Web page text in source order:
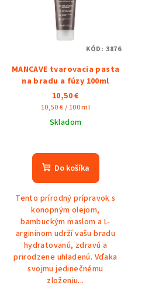
MANCAVE tvarovacia pasta
na bradu a fúzy 100ml
10,50 €
Jednotková
cena:
10,50 € / 100 ml
Skladom
Do košíka
Tento prírodný prípravok s
konopným olejom,
bambuckým maslom a L-
arginínom udrží vašu bradu
hydratovanú, zdravú a
prirodzene uhladenú. Vďaka
svojmu jedinečnému
zloženiu...
KÓD: 3876